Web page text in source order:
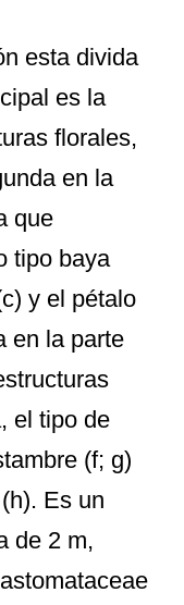
esta divida
es la
florales,
en la
que
tipo baya
y el pétalo
en la parte
el tipo de
(f; g)
Es un
de 2 m,